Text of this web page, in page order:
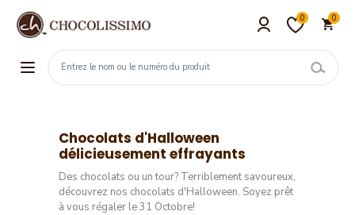
0 0
Chocolats d'Halloween
délicieusement effrayants
Des chocolats ou un tour? Terriblement savoureux,
découvrez nos chocolats d'Halloween. Soyez prêt
à vous régaler le 31 Octobre!